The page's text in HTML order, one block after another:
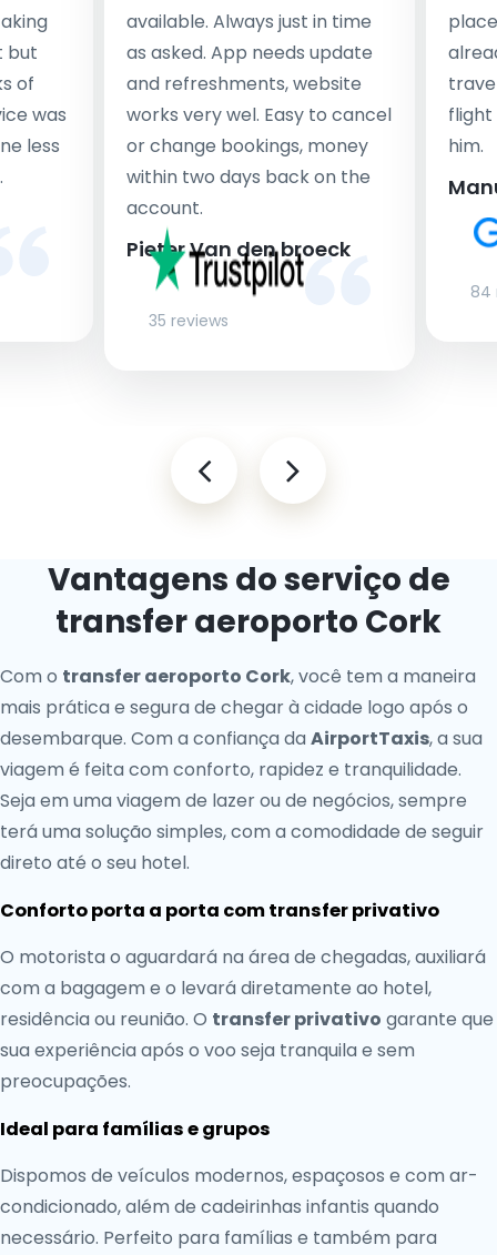
but
of
was
less
available. Always just in time
as asked. App needs update
and refreshments, website
works very wel. Easy to cancel
or change bookings, money
within two days back on the
account.
Pieter Van den broeck
35 reviews
flight
him.
84
Vantagens do serviço de
transfer aeroporto Cork
Com o transfer aeroporto Cork, você tem a maneira
mais prática e segura de chegar à cidade logo após o
desembarque. Com a confiança da AirportTaxis, a sua
viagem é feita com conforto, rapidez e tranquilidade.
Seja em uma viagem de lazer ou de negócios, sempre
terá uma solução simples, com a comodidade de seguir
direto até o seu hotel.
Conforto porta a porta com transfer privativo
O motorista o aguardará na área de chegadas, auxiliará
com a bagagem e o levará diretamente ao hotel,
residência ou reunião. O transfer privativo garante que
sua experiência após o voo seja tranquila e sem
preocupações.
Ideal para famílias e grupos
Dispomos de veículos modernos, espaçosos e com ar-
condicionado, além de cadeirinhas infantis quando
necessário. Perfeito para famílias e também para